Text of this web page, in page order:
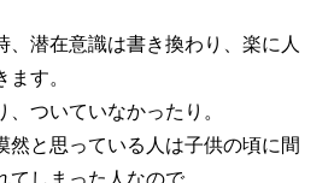
、潜在意識は書き換わり、楽に人
す。
ついていなかったり。
然と思っている人は子供の頃に間
しまった人なので、